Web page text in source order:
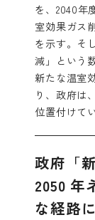
を、2040年
室効果ガス
を示す。そ
減」という
新たな温室
り、政府は
位置付けて
政府「
2050 年
な経路